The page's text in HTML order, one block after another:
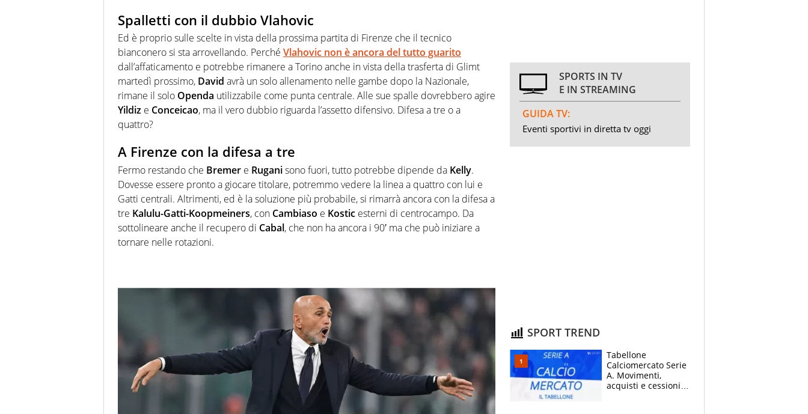
Spalletti con il dubbio Vlahovic
Ed è proprio sulle scelte in vista della prossima partita di Firenze che il tecnico
bianconero si sta arrovellando. Perché Vlahovic non è ancora del tutto guarito
dall’affaticamento e potrebbe rimanere a Torino anche in vista della trasferta di Glimt
martedì prossimo, David avrà un solo allenamento nelle gambe dopo la Nazionale,
rimane il solo Openda utilizzabile come punta centrale. Alle sue spalle dovrebbero agire
Yildiz e Conceicao, ma il vero dubbio riguarda l’assetto difensivo. Difesa a tre o a
quattro?
A Firenze con la difesa a tre
Fermo restando che Bremer e Ruganisono fuori, tutto potrebbe dipende da Kelly.
Dovesse essere pronto a giocare titolare, potremmo vedere la linea a quattro con lui e
Gatti centrali. Altrimenti, ed è la soluzione più probabile, si rimarrà ancora con la difesa a
tre Kalulu-Gatti-Koopmeiners, con Cambiaso e Kostic esterni di centrocampo. Da
sottolineare anche il recupero di Cabal, che non ha ancora i 90′ ma che può iniziare a
tornare nelle rotazioni.
SPORTS IN TV
E IN STREAMING
GUIDA TV:
Eventi sportivi in diretta tv oggi
SPORT TREND
Tabellone
Calciomercato Serie
A. Movimenti,
acquisti e cessioni: